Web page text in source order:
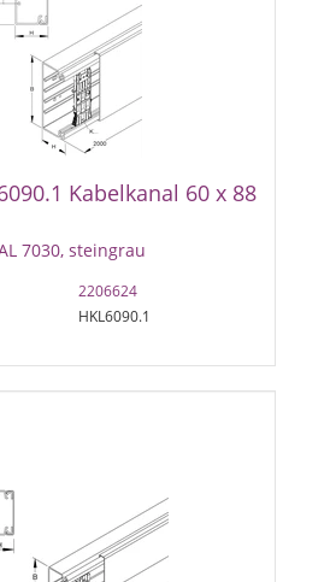
Kabelkanal 60 x 88
7030, steingrau
2206624
HKL6090.1